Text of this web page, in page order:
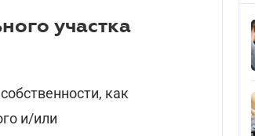
участка
как
и/или